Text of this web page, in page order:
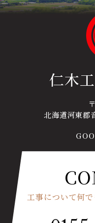
仁木
北海道河東郡
工事について何